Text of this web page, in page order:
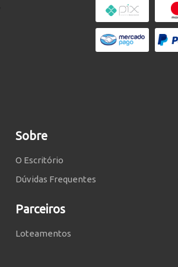
Sobre
O Escritório
Dúvidas Frequentes
Parceiros
Loteamentos